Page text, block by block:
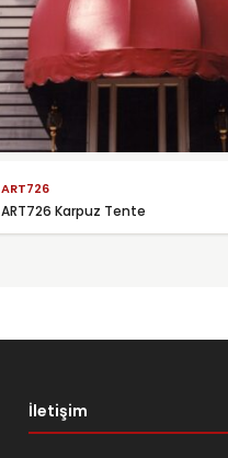
ART726
ART726 Karpuz Tente
İletişim